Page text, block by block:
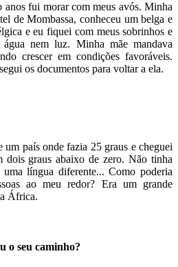
fui morar com meus avós. Minha
de Mombassa, conheceu um belga e
e eu fiquei com meus sobrinhos e
nem luz. Minha mãe mandava
crescer em condições favoráveis.
os documentos para voltar a ela.
um país onde fazia 25 graus e cheguei
dois graus abaixo de zero. Não tinha
uma língua diferente... Como poderia
ao meu redor? Era um grande
África.
o seu caminho?